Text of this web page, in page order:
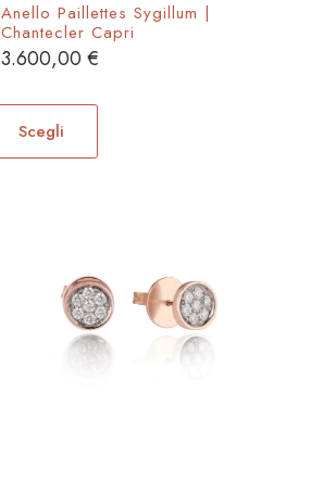
Anello Paillettes Sygillum |
Chantecler Capri
3.600,00€
Scegli
Questo
ha
possono
essere
scelte
nella